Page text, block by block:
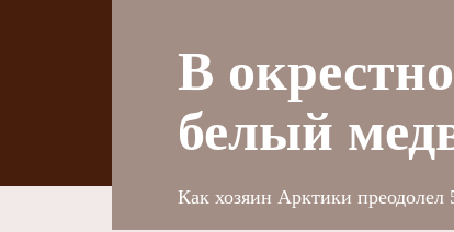
В
белый
Как хозяин Арктики преодолел